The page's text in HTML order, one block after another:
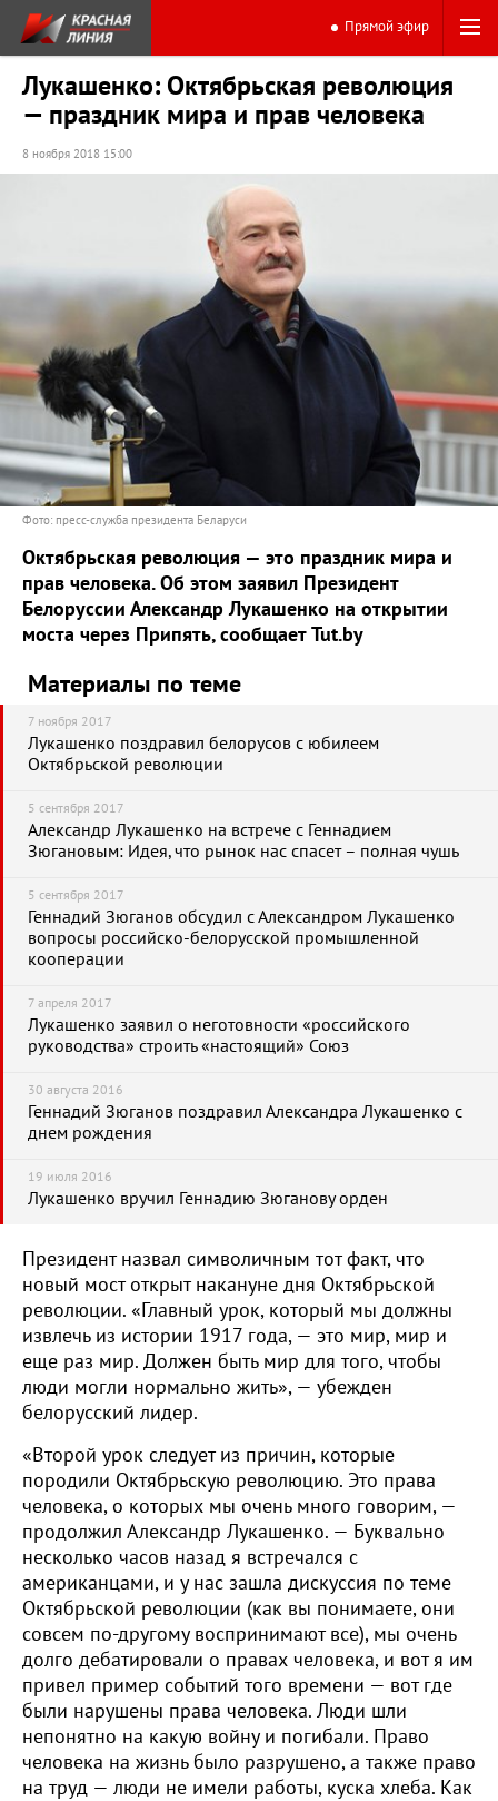
Прямой эфир
Лукашенко: Октябрьская революция
— праздник мира и прав человека
8 ноября 2018 15:00
Фото: пресс-служба президента Беларуси
Октябрьская революция — это праздник мира и
прав человека. Об этом заявил Президент
Белоруссии Александр Лукашенко на открытии
моста через Припять, сообщает Tut.by
Материалы по теме
7 ноября 2017
Лукашенко поздравил белорусов с юбилеем
Октябрьской революции
5 сентября 2017
Александр Лукашенко на встрече с Геннадием
Зюгановым: Идея, что рынок нас спасет – полная чушь
5 сентября 2017
Геннадий Зюганов обсудил с Александром Лукашенко
вопросы российско-белорусской промышленной
кооперации
7 апреля 2017
Лукашенко заявил о неготовности «российского
руководства» строить «настоящий» Союз
30 августа 2016
Геннадий Зюганов поздравил Александра Лукашенко с
днем рождения
19 июля 2016
Лукашенко вручил Геннадию Зюганову орден
Президент назвал символичным тот факт, что
новый мост открыт накануне дня Октябрьской
революции. «Главный урок, который мы должны
извлечь из истории 1917 года, — это мир, мир и
еще раз мир. Должен быть мир для того, чтобы
люди могли нормально жить», — убежден
белорусский лидер.
«Второй урок следует из причин, которые
породили Октябрьскую революцию. Это права
человека, о которых мы очень много говорим, —
продолжил Александр Лукашенко. — Буквально
несколько часов назад я встречался с
американцами, и у нас зашла дискуссия по теме
Октябрьской революции (как вы понимаете, они
совсем по-другому воспринимают все), мы очень
долго дебатировали о правах человека, и вот я им
привел пример событий того времени — вот где
были нарушены права человека. Люди шли
непонятно на какую войну и погибали. Право
человека на жизнь было разрушено, а также право
на труд — люди не имели работы, куска хлеба. Как